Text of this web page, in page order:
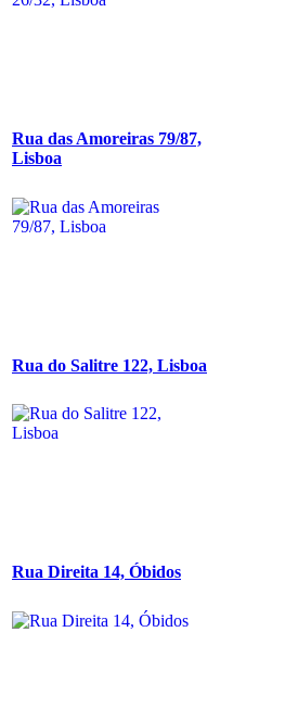
Rua das Amoreiras 79/87,
Lisboa
Rua do Salitre 122, Lisboa
Rua Direita 14, Óbidos